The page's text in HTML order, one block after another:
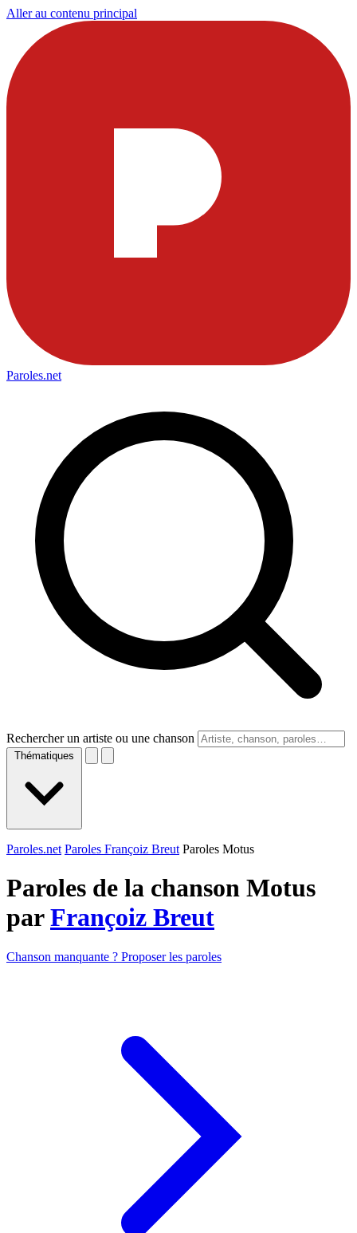
Aller au contenu principal
Paroles.net
Rechercher un artiste ou une chanson
Thématiques
Paroles.net Paroles Françoiz Breut Paroles Motus
Paroles de la chanson Motus
parFrançoiz Breut
Chanson manquante ? Proposer les paroles